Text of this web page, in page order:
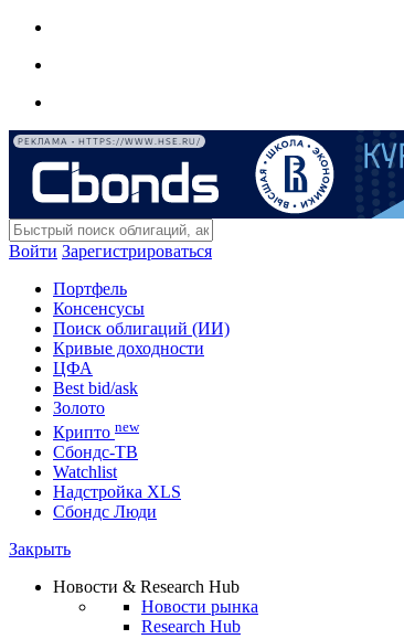
РЕКЛАМА • HTTPS://WWW.HSE.RU/
Войти Зарегистрироваться
Портфель
Консенсусы
Поиск облигаций (ИИ)
Кривые доходности
ЦФА
Best bid/ask
Золото
Крипто new
Сбондс-ТВ
Watchlist
Надстройка XLS
Сбондс Люди
Закрыть
Новости & Research Hub
Новости рынка
Research Hub